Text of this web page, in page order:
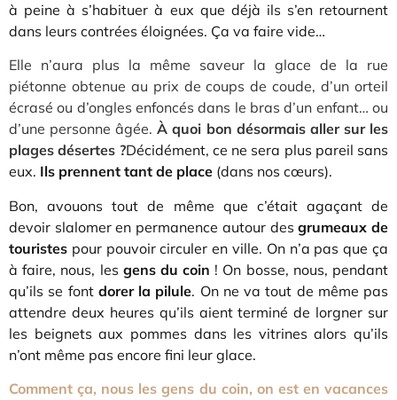
à peine à s’habituer à eux que déjà ils s’en retournent
dans leurs contrées éloignées. Ça va faire vide…
Elle n’aura plus la même saveur la glace de la rue
piétonne obtenue au prix de coups de coude, d’un orteil
écrasé ou d’ongles enfoncés dans le bras d’un enfant… ou
d’une personne âgée.À quoi bon désormais aller sur les
plages désertes ?Décidément, ce ne sera plus pareil sans
eux. Ils prennent tant de place (dans nos cœurs).
Bon, avouons tout de même que c’était agaçant de
devoir slalomer en permanence autour desgrumeaux de
touristes pour pouvoir circuler en ville. On n’a pas que ça
à faire, nous, les gens du coin ! On bosse, nous, pendant
qu’ils se font dorer la pilule. On ne va tout de même pas
attendre deux heures qu’ils aient terminé de lorgner sur
les beignets aux pommes dans les vitrines alors qu’ils
n’ont même pas encore fini leur glace.
Comment ça, nous les gens du coin, on est en vacances